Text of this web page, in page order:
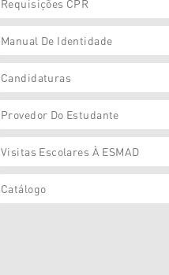
Requisições CPR
Manual De Identidade
Candidaturas
Provedor Do Estudante
Visitas Escolares À ESMAD
Catálogo